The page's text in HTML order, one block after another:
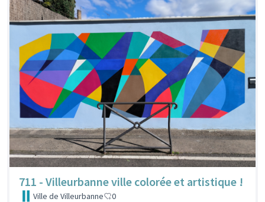
711 - Villeurbanne ville colorée et artistique !
Ville de Villeurbanne 0